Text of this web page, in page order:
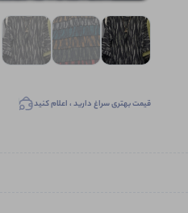
قیمت بهتری سراغ دارید ، اعلام کنید